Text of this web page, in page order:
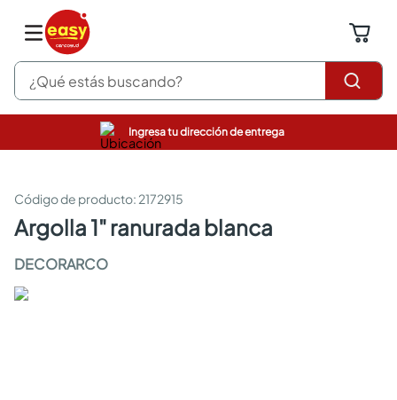
¿Qué estás buscando?
Ingresa tu dirección de entrega
: 2172915
argolla 1" ranurada blanca
DECORARCO
pinturas
sanitarios
comedor
pisos
armarios closet